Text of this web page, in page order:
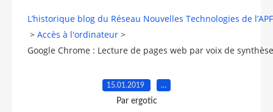
L’historique blog du Réseau Nouvelles Technologies de
> Accès à l'ordinateur >
Google Chrome : Lecture de pages web par voix de synthèse
15.01.2019 …
Par ergotic